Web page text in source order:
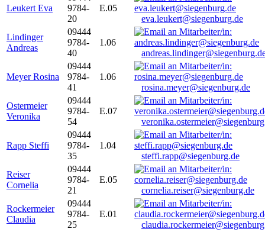
Leukert Eva
9784-
20
E.05
eva.leukert@siegenburg.de
Lindinger
Andreas
09444
9784-
40
1.06
Meyer Rosina
09444
9784-
41
1.06
rosina.meyer@siegenburg.de
Ostermeier
Veronika
09444
9784-
54
E.07
Rapp Steffi
09444
9784-
35
1.04
steffi.rapp@siegenburg.de
Reiser
Cornelia
09444
9784-
21
E.05
cornelia.reiser@siegenburg.de
Rockermeier
Claudia
09444
9784-
25
E.01